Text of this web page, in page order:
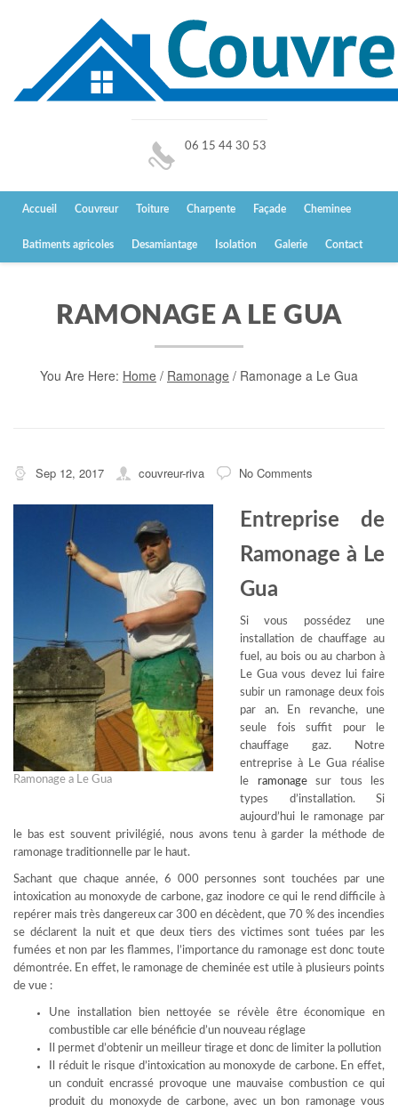
06 15 44 30 53
Accueil Couvreur Toiture Charpente Façade Cheminee
Batiments agricoles Desamiantage Isolation Galerie Contact
RAMONAGE A LE GUA
You Are Here: Home / Ramonage / Ramonage a Le Gua
Sep 12, 2017 couvreur-riva No Comments
Ramonage a Le Gua
Entreprise de
Ramonage à Le
Gua
Si vous possédez une
installation de chauffage au
fuel, au bois ou au charbon à
Le Gua vous devez lui faire
subir un ramonage deux fois
par an. En revanche, une
seule fois suffit pour le
chauffage gaz. Notre
entreprise à Le Gua réalise
le
ramonagesur tous les
types d’installation. Si
aujourd’hui le ramonage par
le bas est souvent privilégié, nous avons tenu à garder la méthode de
ramonage traditionnelle par le haut.
Sachant que chaque année, 6 000 personnes sont touchées par une
intoxication au monoxyde de carbone, gaz inodore ce qui le rend difficile à
repérer mais très dangereux car 300 en décèdent, que 70 % des incendies
se déclarent la nuit et que deux tiers des victimes sont tuées par les
fumées et non par les flammes, l’importance du ramonage est donc toute
démontrée. En effet, le ramonage de cheminée est utile à plusieurs points
de vue :
Une installation bien nettoyée se révèle être économique en
combustible car elle bénéficie d’un nouveau réglage
Il permet d’obtenir un meilleur tirage et donc de limiter la pollution
Il réduit le risque d’intoxication au monoxyde de carbone. En effet,
un conduit encrassé provoque une mauvaise combustion ce qui
produit du monoxyde de carbone, avec un bon ramonage vous